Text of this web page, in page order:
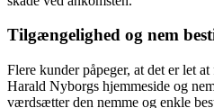
Tilgængelighed og nem
Flere kunder påpeger, at det er let
Harald Nyborgs hjemmeside og
værdsætter den nemme og enkle